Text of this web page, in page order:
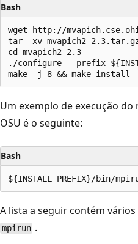
Bash
wget http://
tar -xv mvapich2-
cd mvapich2-2.3
./configure --
Um exemplo de execução
OSU é o seguinte:
Bash
A lista a seguir contém
mpirun .